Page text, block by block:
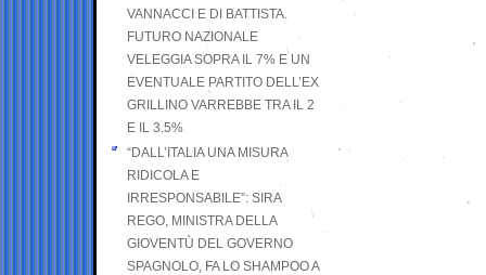
VANNACCI E DI BATTISTA.
FUTURO NAZIONALE
VELEGGIA SOPRA IL 7% E UN
EVENTUALE PARTITO DELL’EX
GRILLINO VARREBBE TRA IL 2
E IL 3.5%
“DALL’ITALIA UNA MISURA
RIDICOLA E
IRRESPONSABILE”: SIRA
REGO, MINISTRA DELLA
GIOVENTÙ DEL GOVERNO
SPAGNOLO, FA LO SHAMPOO A